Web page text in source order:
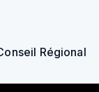
Régional